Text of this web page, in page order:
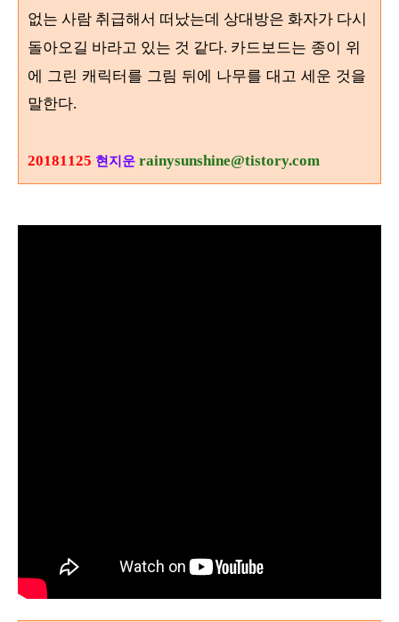
없는 사람 취급해서 떠났는데 상대방은 화자가 다시
돌아오길 바라고 있는 것 같다. 카드보드는 종이 위
에 그린 캐릭터를 그림 뒤에 나무를 대고 세운 것을
말한다.
20181125 현지운 rainysunshine@tistory.com